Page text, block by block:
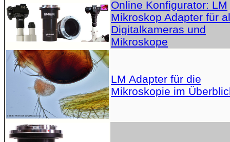
Online Konfigurator: LM
Mikroskop Adapter für
Digitalkameras und
Mikroskope
LM Adapter für die
Mikroskopie im